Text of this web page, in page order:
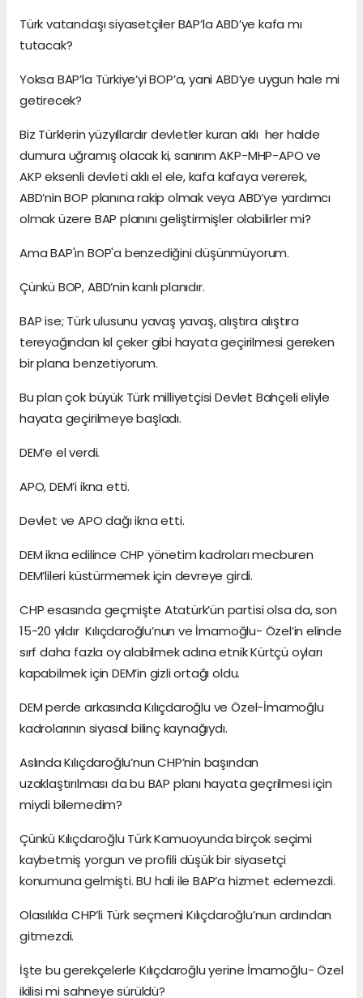
Türk vatandaşı siyasetçiler BAP’la ABD’ye kafa mı
tutacak?
Yoksa BAP’la Türkiye’yi BOP’a, yani ABD’ye uygun hale mi
getirecek?
Biz Türklerin yüzyıllardır devletler kuran aklı her halde
dumura uğramış olacak ki, sanırım AKP-MHP-APO ve
AKP eksenli devleti aklı el ele, kafa kafaya vererek,
ABD’nin BOP planına rakip olmak veya ABD’ye yardımcı
olmak üzere BAP planını geliştirmişler olabilirler mi?
Ama BAP'ın BOP'a benzediğini düşünmüyorum.
Çünkü BOP, ABD’nin kanlı planıdır.
BAP ise; Türk ulusunu yavaş yavaş, alıştıra alıştıra
tereyağından kıl çeker gibi hayata geçirilmesi gereken
bir plana benzetiyorum.
Bu plan çok büyük Türk milliyetçisi Devlet Bahçeli eliyle
hayata geçirilmeye başladı.
DEM’e el verdi.
APO, DEM’i ikna etti.
Devlet ve APO dağı ikna etti.
DEM ikna edilince CHP yönetim kadroları mecburen
DEM’lileri küstürmemek için devreye girdi.
CHP esasında geçmişte Atatürk’ün partisi olsa da, son
15-20 yıldır Kılıçdaroğlu’nun ve İmamoğlu- Özel’in elinde
sırf daha fazla oy alabilmek adına etnik Kürtçü oyları
kapabilmek için DEM’in gizli ortağı oldu.
DEM perde arkasında Kılıçdaroğlu ve Özel-İmamoğlu
kadrolarının siyasal bilinç kaynağıydı.
Aslında Kılıçdaroğlu’nun CHP’nin başından
uzaklaştırılması da bu BAP planı hayata geçrilmesi için
miydi bilemedim?
Çünkü Kılıçdaroğlu Türk Kamuoyunda birçok seçimi
kaybetmiş yorgun ve profili düşük bir siyasetçi
konumuna gelmişti. BU hali ile BAP’a hizmet edemezdi.
Olasılıkla CHP’li Türk seçmeni Kılıçdaroğlu’nun ardından
gitmezdi.
İşte bu gerekçelerle Kılıçdaroğlu yerine İmamoğlu- Özel
ikilisi mi sahneye sürüldü?